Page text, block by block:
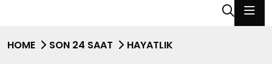
HOME SON 24 SAAT HAYATLIK